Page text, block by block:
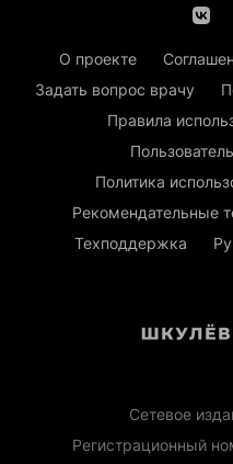
О проекте
Задать вопрос врачу
Правила
Политика
Рекомендательные
Техподдержка
Сетевое
Регистрационный